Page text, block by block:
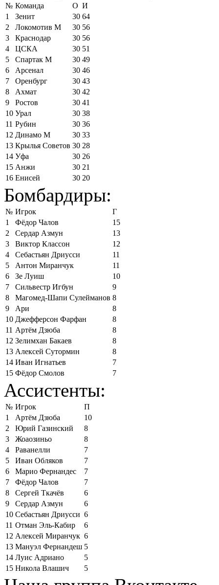
№ Команда О И
1
Зенит 30 64
2
Локомотив М 30 56
3
Краснодар 30 56
4
ЦСКА 30 51
5
Спартак М 30 49
6
Арсенал 30 46
7
Оренбург 30 43
8
Ахмат 30 42
9
Ростов 30 41
10 Урал 30 38
11 Рубин 30 36
12 Динамо М 30 33
13 Крылья Советов 30 28
14 Уфа 30 26
15 Анжи 30 21
16 Енисей 30 20
Бомбардиры:
№ Игрок
Г
1
Фёдор Чалов
15
2
Сердар Азмун
13
3
Виктор Классон
12
4
Себастьян Дриусси
11
5
Антон Миранчук
11
6
Зе Луиш
10
7
Сильвестр Игбун
9
8
Магомед-Шапи Сулейманов 8
9
Ари
8
10 Джефферсон Фарфан
8
11 Артём Дзюба
8
12 Зелимхан Бакаев
8
13 Алексей Сутормин
8
14 Иван Игнатьев
7
15 Фёдор Смолов 7
Ассистенты:
№ Игрок
П
1
Артём Дзюба
10
2
Юрий Газинский
8
3
Жоаозиньо
8
4
Раванелли
7
5
Иван Обляков
7
6
Марио Фернандес
7
7
Фёдор Чалов
7
8
Сергей Ткачёв
6
9
Сердар Азмун
6
10 Себастьян Дриусси 6
11 Отман Эль-Кабир
6
12 Алексей Миранчук 6
13 Мануэл Фернандеш 5
14 Луис Адриано
5
15 Никола Влашич 5